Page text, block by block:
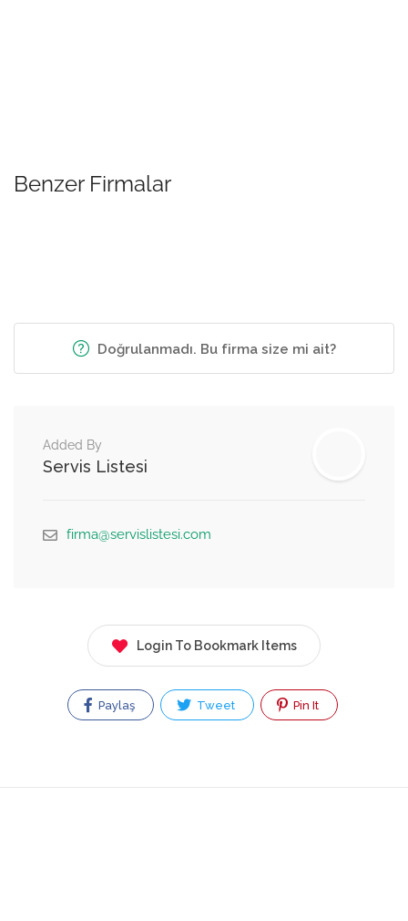
Benzer Firmalar
Doğrulanmadı. Bu firma size mi ait?
Added By
Servis Listesi
firma@servislistesi.com
Login To Bookmark Items
Paylaş Tweet Pin It